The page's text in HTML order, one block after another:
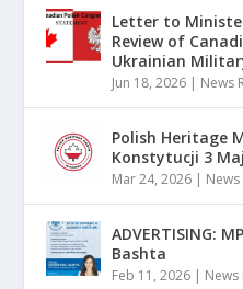
Letter to
Review of
Ukrainian
Jun 18, 2026 | News
Polish Heritage
Konstytucji 3
Mar 24, 2026 |
ADVERTISING:
Bashta
Feb 11, 2026 | News